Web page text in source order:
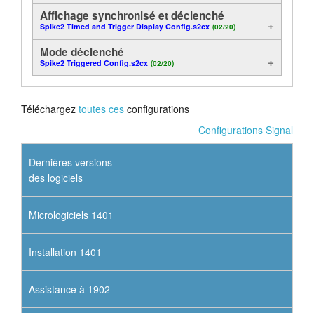
Tutoriels
Assistance
Revendeurs
Affichage synchronisé et déclenché
Spike2 Timed and Trigger Display Config.s2cx (02/20)
Mode déclenché
Spike2 Triggered Config.s2cx (02/20)
Téléchargez toutes ces configurations
Configurations Signal
Dernières versions
des logiciels
Micrologiciels 1401
Installation 1401
Assistance à 1902